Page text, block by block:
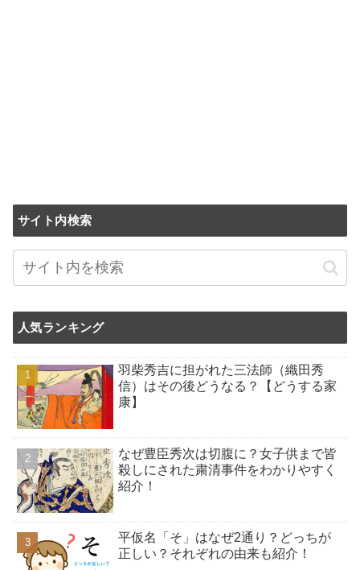
サイト内検索
人気ランキング
羽柴秀吉に担がれた三法師（織田秀
信）はその後どうなる？【どうする家
康】
なぜ豊臣秀次は切腹に？女子供まで皆
殺しにされた粛清事件をわかりやすく
紹介！
平仮名「そ」はなぜ2通り？どっちが
正しい？それぞれの由来も紹介！